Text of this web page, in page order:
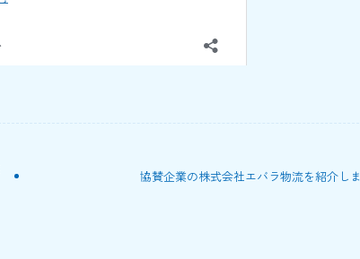
協賛企業の株式会社エバラ物流を紹介し